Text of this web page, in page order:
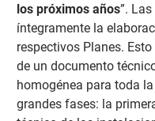
los próximos años”.
íntegramente la
respectivos Planes.
de un documento
homogénea para toda
grandes fases: la